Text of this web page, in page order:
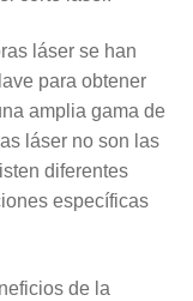
láser se han
para obtener
amplia gama de
láser no son las
diferentes
específicas
de la